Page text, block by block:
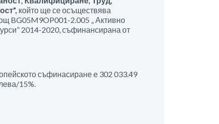
, който ще се осъществява
BG05M9OP001-2.005 „ Активно
2014-2020, съфинансирана от
съфинасиране е 302 033.49
15%.